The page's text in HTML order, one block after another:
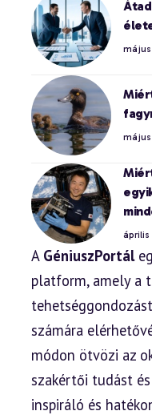
május
május
április
A GéniuszPortál
platform, amely a
számára
módon ötvözi az
szakértői tudást
inspiráló és